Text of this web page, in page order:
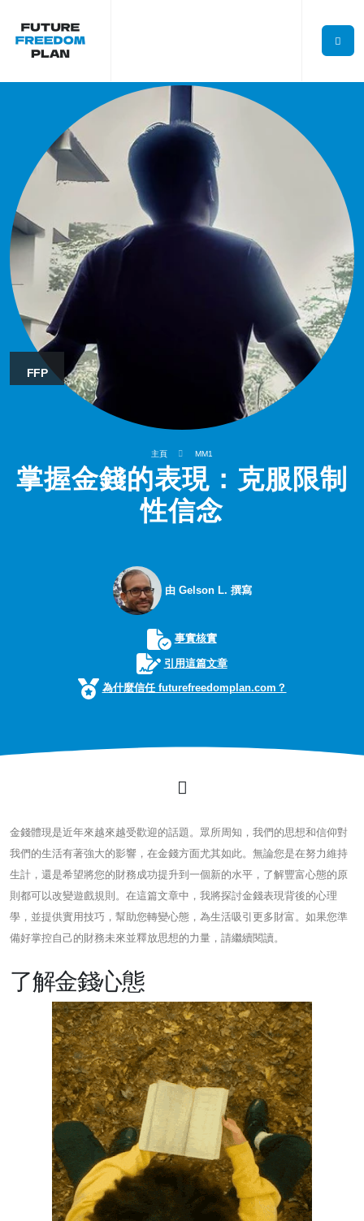
FFP
主頁 MM1
掌握金錢的表現：克服限制
性信念
由 Gelson L. 撰寫
事實核實
引用這篇文章
為什麼信任 futurefreedomplan.com？
金錢體現是近年來越來越受歡迎的話題。眾所周知，我們的思想和信仰對
我們的生活有著強大的影響，在金錢方面尤其如此。無論您是在努力維持
生計，還是希望將您的財務成功提升到一個新的水平，了解豐富心態的原
則都可以改變遊戲規則。在這篇文章中，我將探討金錢表現背後的心理
學，並提供實用技巧，幫助您轉變心態，為生活吸引更多財富。如果您準
備好掌控自己的財務未來並釋放思想的力量，請繼續閱讀。
了解金錢心態